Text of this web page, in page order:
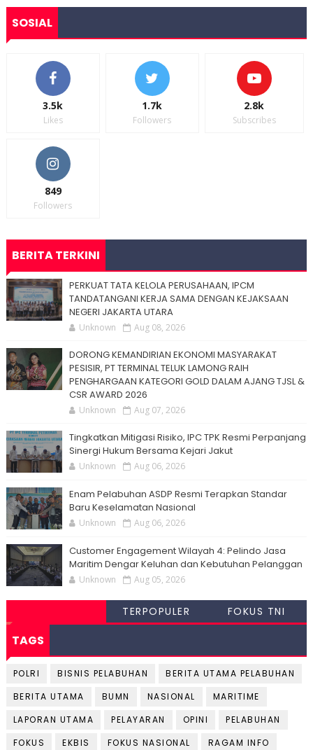
SOSIAL
3.5k
Likes
1.7k
Followers
2.8k
Subscribes
849
Followers
BERITA TERKINI
PERKUAT TATA KELOLA PERUSAHAAN, IPCM
TANDATANGANI KERJA SAMA DENGAN KEJAKSAAN
NEGERI JAKARTA UTARA
Unknown Aug 08, 2026
DORONG KEMANDIRIAN EKONOMI MASYARAKAT
PESISIR, PT TERMINAL TELUK LAMONG RAIH
PENGHARGAAN KATEGORI GOLD DALAM AJANG TJSL &
CSR AWARD 2026
Unknown Aug 07, 2026
Tingkatkan Mitigasi Risiko, IPC TPK Resmi Perpanjang
Sinergi Hukum Bersama Kejari Jakut
Unknown Aug 06, 2026
Enam Pelabuhan ASDP Resmi Terapkan Standar
Baru Keselamatan Nasional
Unknown Aug 06, 2026
Customer Engagement Wilayah 4: Pelindo Jasa
Maritim Dengar Keluhan dan Kebutuhan Pelanggan
Unknown Aug 05, 2026
TERPOPULER FOKUS TNI
TAGS
POLRI BISNIS PELABUHAN
BERITA UTAMA PELABUHAN
BERITA UTAMA
BUMN NASIONAL
MARITIME
LAPORAN UTAMA
PELAYARAN OPINI
PELABUHAN
FOKUS
EKBIS FOKUS NASIONAL
RAGAM INFO